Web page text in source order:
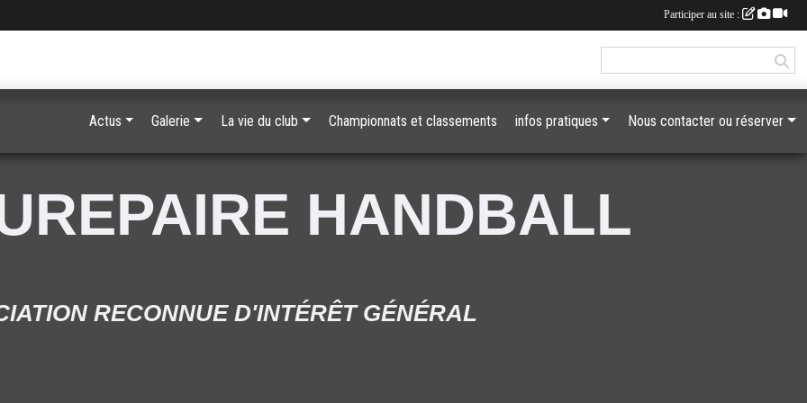
HANDBALL
RECONNUE D'INTÉRÊT GÉNÉRAL
Actus Galerie La vie du club Championnats et classements infos pratiques Nous contacter ou réserver
Participer au site :